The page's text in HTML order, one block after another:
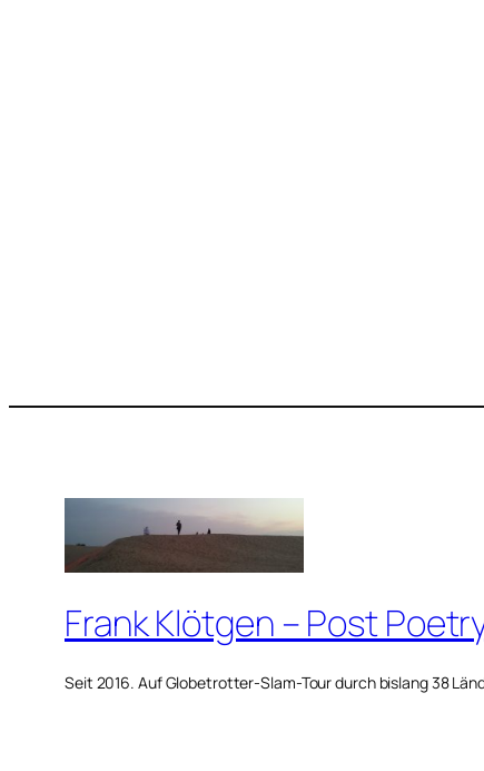
Frank Klötgen – Post
Seit 2016. Auf Globetrotter-Slam-Tour durch bislang 38